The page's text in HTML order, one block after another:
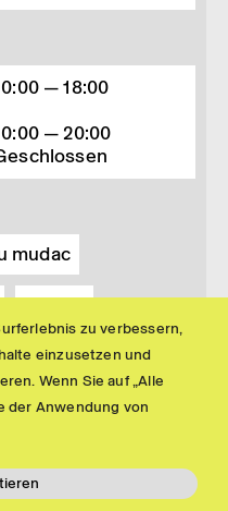
zu verbessern,
einzusetzen und
Wenn Sie auf „Alle
der Anwendung von
— 18:00
— 20:00
mudac
Presse